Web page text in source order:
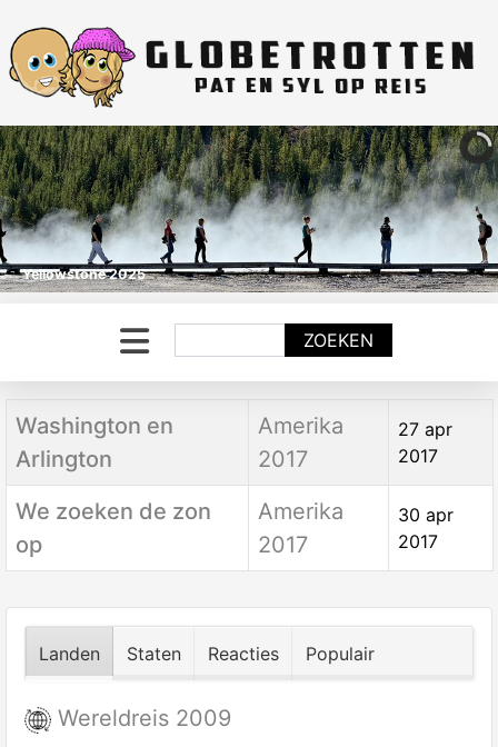
Yellowstone 2025
ZOEKEN
Titel Categorie Aanmaakdatum
Washington en
Arlington
Amerika
2017
27 apr
2017
We zoeken de zon
op
Amerika
2017
30 apr
2017
Landen Staten Reacties Populair
Wereldreis 2009